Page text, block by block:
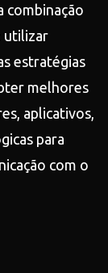
combinação
utilizar
estratégias
melhores
aplicativos,
para
com o